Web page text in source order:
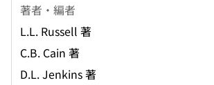
著者・編者
L.L. Russell 著
C.B. Cain 著
D.L. Jenkins 著